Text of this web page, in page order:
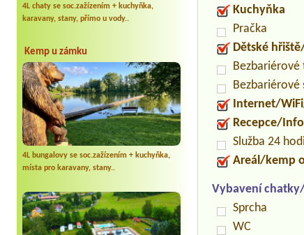
4L chaty se soc.zažízením + kuchyňka,
karavany, stany, přímo u vody..
Kemp u zámku
4L bungalovy se soc.zažízením + kuchyňka,
místa pro karavany, stany..
Kuchyňka
Pračka
Dětské
Bezbariérové
Internet/
Recepce/
Služba 24
Areál/kemp
Vybavení
Sprcha
WC